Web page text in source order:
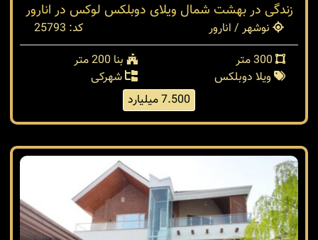
زندگی در بهشت شمال ویلای دوبلکس لوکس در انارور
نوشهر / انارور
کد: 25793
بنا 200 متر
ویلا دوبلکس
شهرکی
7.500 میلیارد